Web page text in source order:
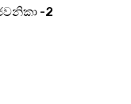
-2